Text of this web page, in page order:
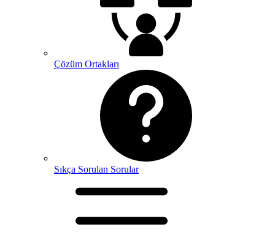
Çözüm Ortakları
Sıkça Sorulan Sorular